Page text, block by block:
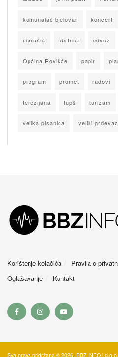
komunalac bjelovar koncert
marušić obrtnici odvoz
Općina Rovišće papir
program promet radovi
terezijana tupš turizam
velika pisanica veliki grđevac
Korištenje kolačića Pravila o
Oglašavanje
Kontakt
Sva prava pridržana © 2026. BBZ INFO j.d.o.o.